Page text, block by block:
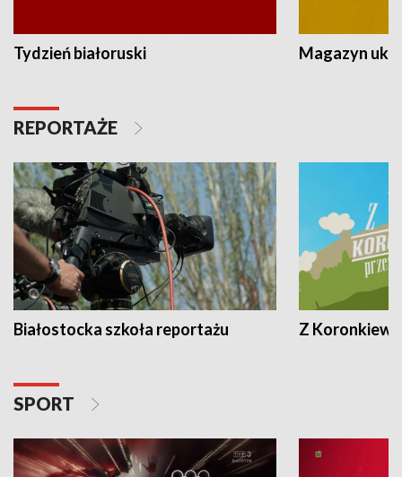
Tydzień białoruski Magazyn
REPORTAŻE
Białostocka szkoła reportażu Z
SPORT